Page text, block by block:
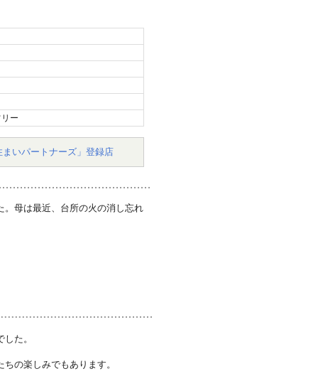
ー
いパートナーズ」登録店
。母は最近、台所の火の消し忘れ
た。
の楽しみでもあります。